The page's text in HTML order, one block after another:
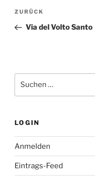
Beitragsnavigation
Vorheriger
Beitrag
ZURÜCK
Via del Volto Santo
nach:
LOGIN
Anmelden
Eintrags-Feed